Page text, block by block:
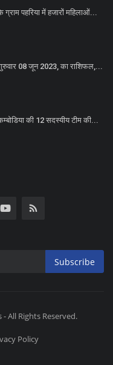
पहरिया में हजारों महिलाओं...
08 जून 2023, का राशिफल,...
की 12 सदस्यीय टीम की...
Subscribe
All Rights Reserved.
Policy